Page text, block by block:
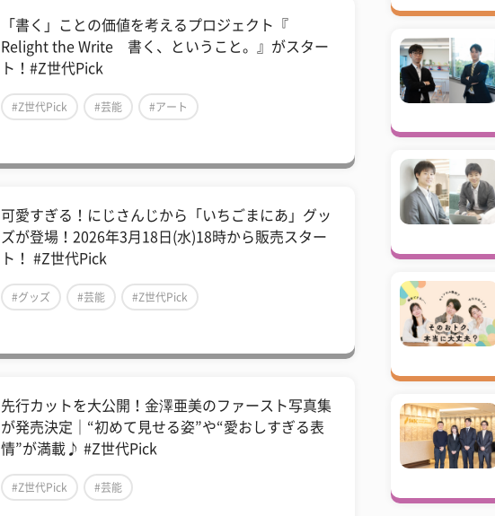
「書く」ことの価値を考えるプロジェクト『
Relight the Write 書く、ということ。』がスター
ト！#Z世代Pick
#Z世代Pick #芸能 #アート
可愛すぎる！にじさんじから「いちごまにあ」グッ
ズが登場！2026年3月18日(水)18時から販売スター
ト！ #Z世代Pick
#グッズ #芸能 #Z世代Pick
先行カットを大公開！金澤亜美のファースト写真集
が発売決定｜“初めて見せる姿”や“愛おしすぎる表
情”が満載♪ #Z世代Pick
#Z世代Pick #芸能